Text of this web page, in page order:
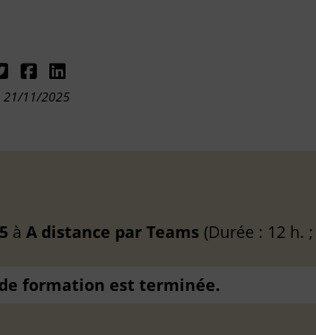
21/11/2025
à A distance par Teams (Durée : 12 h.
formation est terminée.